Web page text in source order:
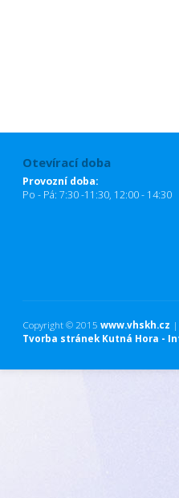
Otevírací doba
Provozní doba:
Po - Pá: 7:30 -11:30, 12:00 - 14:30
Copyright © 2015 www.vhskh.cz |
Tvorba stránek Kutná Hora -